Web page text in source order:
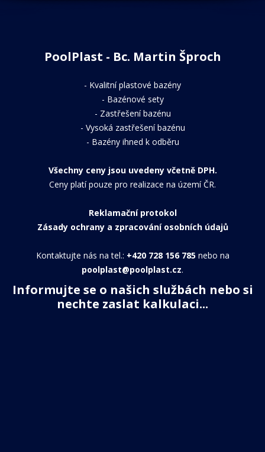
PoolPlast - Bc. Martin Šproch
-Kvalitní plastové bazény
-Bazénové sety
-Zastřešení bazénu
-Vysoká zastřešení bazénu
-Bazény ihned k odběru
Všechny ceny jsou uvedeny včetně DPH.
Ceny platí pouze pro realizace na území ČR.
Reklamační protokol
Zásady ochrany a zpracování osobních údajů
Kontaktujte nás na tel.:+420 728 156 785nebo na
poolplast@poolplast.cz.
Informujte se o našich službách nebo si
nechte zaslat kalkulaci...